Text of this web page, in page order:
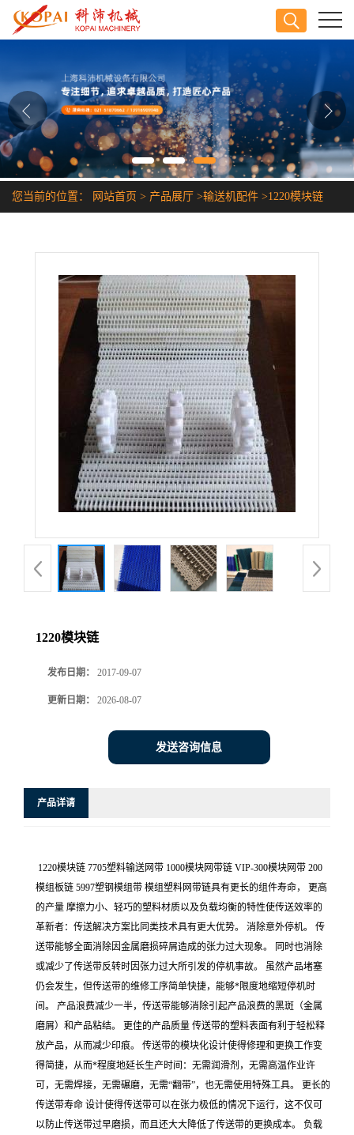
公司介绍
公司动态
产品展厅
证书荣誉
您当前的位置： 网站首页 > 产品展厅 >输送机配件 >1220模块链
1220模块链
发布日期： 2017-09-07
更新日期： 2026-08-07
发送咨询信息
产品详请
1220模块链 7705塑料输送网带 1000模块网带链 VIP-300模块网带 200
模组板链 5997塑钢模组带 模组塑料网带链具有更长的组件寿命， 更高
的产量 摩擦力小、轻巧的塑料材质以及负载均衡的特性使传送效率的
革新者：传送解决方案比同类技术具有更大优势。 消除意外停机。 传
送带能够全面消除因金属磨损碎屑造成的张力过大现象。 同时也消除
或减少了传送带反转时因张力过大所引发的停机事故。 虽然产品堵塞
仍会发生，但传送带的维修工序简单快捷，能够*限度地缩短停机时
间。 产品浪费减少一半，传送带能够消除引起产品浪费的黑斑（金属
磨屑）和产品粘结。 更佳的产品质量 传送带的塑料表面有利于轻松释
放产品，从而减少印痕。 传送带的模块化设计使得修理和更换工作变
得简捷，从而*程度地延长生产时间：无需润滑剂，无需高温作业许
可，无需焊接，无需碾磨，无需“翻带”，也无需使用特殊工具。 更长的
传送带寿命 设计使得传送带可以在张力极低的情况下运行，这不仅可
以防止传送带过早磨损，而且还大大降低了传送带的更换成本。 负载